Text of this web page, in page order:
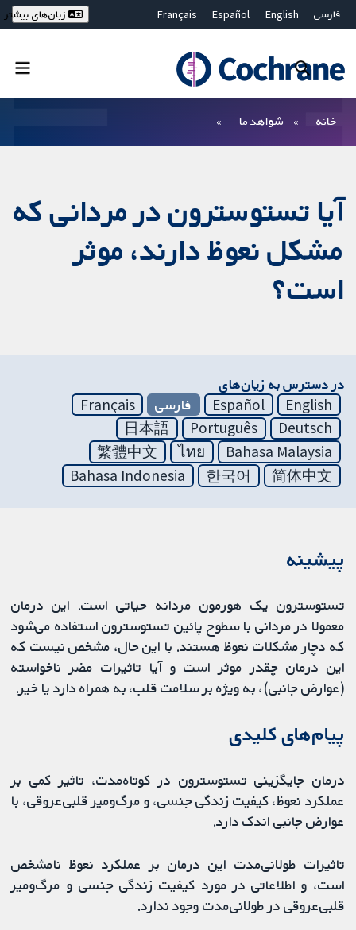
فارسی English
Español
Français
Bahasa Malaysia
ไทย
繁體中文
زبان‌های بیشتر
خانه شواهد ما
آیا تستوسترون در مردانی که
مشکل نعوظ دارند، موثر
است؟
در دسترس به زیان‌های
English
Español فارسی
Français
Deutsch
Português
日本語
Bahasa Malaysia
ไทย
繁體中文
简体中文
한국어
Bahasa Indonesia
پیشینه
تستوسترون یک هورمون مردانه حیاتی است. این درمان
معمولا در مردانی با سطوح پائین تستوسترون استفاده می‌شود
که دچار مشکلات نعوظ هستند. با این حال، مشخص نیست که
این درمان چقدر موثر است و آیا تاثیرات مضر ناخواسته
(عوارض جانبی)، به ویژه بر سلامت قلب، به همراه دارد یا خیر.
پیام‌های کلیدی
درمان جایگزینی تستوسترون در کوتاه‌مدت، تاثیر کمی بر
عملکرد نعوظ، کیفیت زندگی جنسی، و مرگ‌ومیر قلبی‌عروقی، با
عوارض جانبی اندک دارد.
تاثیرات طولانی‌مدت این درمان بر عملکرد نعوظ نامشخص
است، و اطلاعاتی در مورد کیفیت زندگی جنسی و مرگ‌ومیر
قلبی‌عروقی در طولانی‌مدت وجود ندارد.